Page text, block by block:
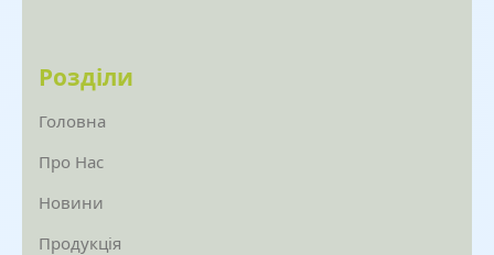
Розділи
Головна
Про Нас
Новини
Продукція